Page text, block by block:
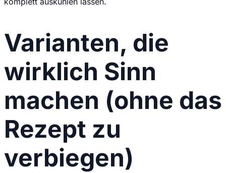
Varianten, die
wirklich Sinn
machen (ohne das
Rezept zu
verbiegen)